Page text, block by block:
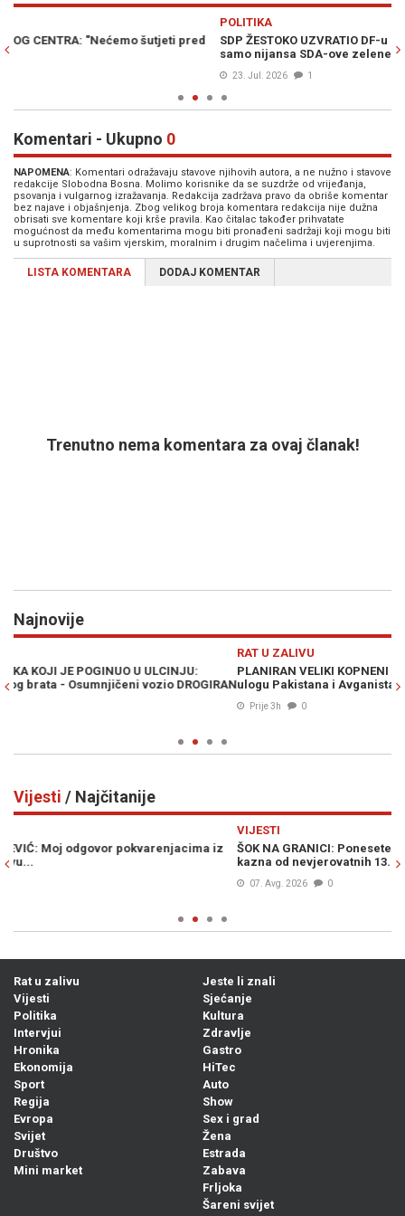
SDP ŽESTOKO UZVRATIO DF-u ZBOG MOSTARA: "Narandžasta je
Komentari - Ukupno 0
NAPOMENA: Komentari odražavaju stavove njihovih autora, a ne nužno i stavove
redakcije Slobodna Bosna. Molimo korisnike da se suzdrže od vrijeđanja,
psovanja i vulgarnog izražavanja. Redakcija zadržava pravo da obriše komentar
bez najave i objašnjenja. Zbog velikog broja komentara redakcija nije dužna
obrisati sve komentare koji krše pravila. Kao čitalac također prihvatate
mogućnost da među komentarima mogu biti pronađeni sadržaji koji mogu biti
u suprotnosti sa vašim vjerskim, moralnim i drugim načelima i uvjerenjima.
LISTA KOMENTARA DODAJ KOMENTAR
Trenutno nema komentara za ovaj članak!
Najnovije
PLANIRAN VELIKI KOPNENI NAPAD NA IRAN: Pezeškijan otkrio
ulogu Pakistana i Avganistana - "Plan neprijatelja je propao"
Vijesti / Najčitanije
ŠOK NA GRANICI: Ponesete li ovo voće u Hrvatsku, prijeti vam
kazna od nevjerovatnih 13.000 eura
Rat u zalivu
Vijesti
Politika
Intervjui
Hronika
Ekonomija
Sport
Regija
Evropa
Svijet
Društvo
Mini market
Jeste li znali
Sjećanje
Kultura
Zdravlje
Gastro
HiTec
Auto
Show
Sex i grad
Žena
Estrada
Zabava
Frljoka
Šareni svijet